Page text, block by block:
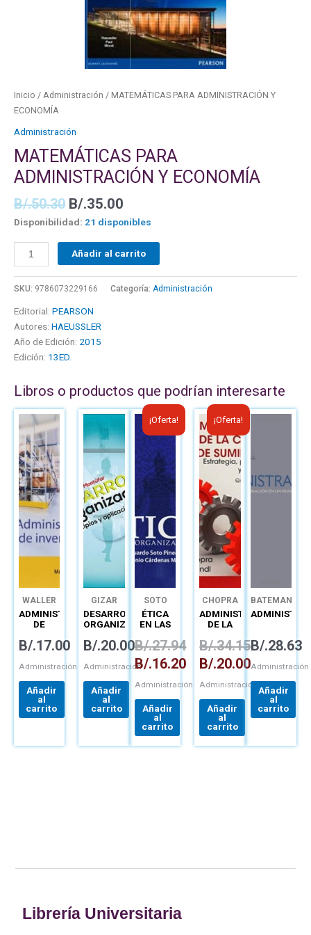
Inicio / Administración / MATEMÁTICAS PARA ADMINISTRACIÓN Y
ECONOMÍA
Administración
MATEMÁTICAS PARA
ADMINISTRACIÓN Y ECONOMÍA
B/.50.30 B/.35.00
Disponibilidad: 21 disponibles
Añadir al carrito
SKU: 9786073229166 Categoría: Administración
Editorial: PEARSON
Autores: HAEUSSLER
Año de Edición: 2015
Edición: 13ED.
Libros o productos que podrían interesarte
WALLER
ADMINISTRACIÓN
DE
B/.17.00
Administración
Añadir
al
carrito
GIZAR
DESARROLLO
ORGANIZACIONAL
B/.20.00
Administración
Añadir
al
carrito
¡Oferta!
SOTO
ÉTICA
EN LAS
B/.27.94
El
precio
original
era:
B/.27.94.
B/.16.20
El
precio
actual
es:
B/.16.20.
Administración
Añadir
al
carrito
¡Oferta!
CHOPRA
ADMINISTRACIÓN
DE LA
DE
SUMINISTRO
B/.34.15
El
precio
original
B/.34.15.
B/.20.00
El
precio
actual
es:
B/.20.00.
Administración
Añadir
al
carrito
BATEMAN
B/.28.63
Administración
Añadir
al
carrito
Librería Universitaria